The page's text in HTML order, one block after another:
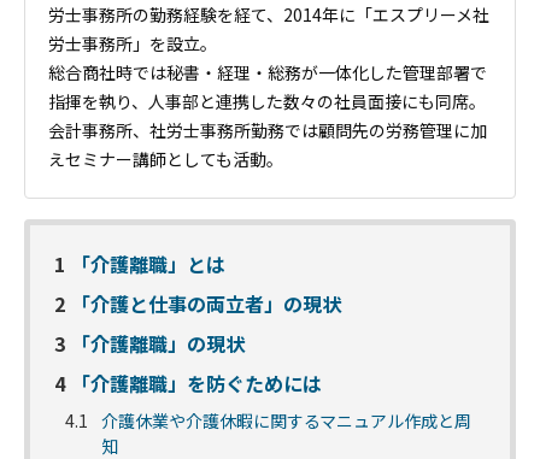
労士事務所の勤務経験を経て、2014年に「エスプリーメ社
労士事務所」を設立。
総合商社時では秘書・経理・総務が一体化した管理部署で
指揮を執り、人事部と連携した数々の社員面接にも同席。
会計事務所、社労士事務所勤務では顧問先の労務管理に加
えセミナー講師としても活動。
1
「介護離職」とは
2
「介護と仕事の両立者」の現状
3
「介護離職」の現状
4
「介護離職」を防ぐためには
4.1
介護休業や介護休暇に関するマニュアル作成と周
知